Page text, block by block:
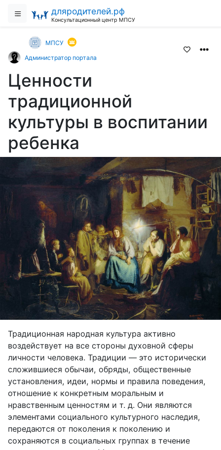
дляродителей.рф
Консультационный центр МПСУ
МПСУ
Администратор портала
Ценности
традиционной
культуры в воспитании
ребенка
Традиционная народная культура активно
воздействует на все стороны духовной сферы
личности человека. Традиции — это исторически
сложившиеся обычаи, обряды, общественные
установления, идеи, нормы и правила поведения,
отношение к конкретным моральным и
нравственным ценностям и т. д. Они являются
элементами социального культурного наследия,
передаются от поколения к поколению и
сохраняются в социальных группах в течение